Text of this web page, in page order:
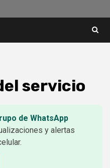
servicio
de WhatsApp
y alertas